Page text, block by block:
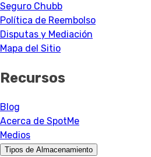
Seguro Chubb
Política de Reembolso
Disputas y Mediación
Mapa del Sitio
Recursos
Blog
Acerca de SpotMe
Medios
Tipos de Almacenamiento